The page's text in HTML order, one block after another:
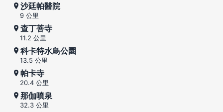
沙廷帕醫院
9 公里
查丁菩寺
11.2 公里
科卡特水鳥公園
13.5 公里
帕卡寺
20.4 公里
那伽噴泉
32.3 公里